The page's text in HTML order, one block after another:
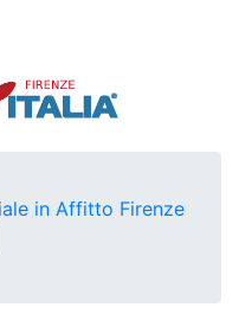
in Affitto Firenze